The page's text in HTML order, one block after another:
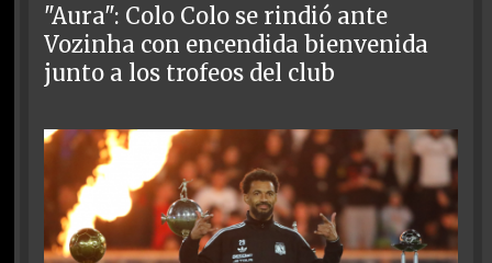
"Aura": Colo Colo se rindió ante
Vozinha con encendida bienvenida
junto a los trofeos del club